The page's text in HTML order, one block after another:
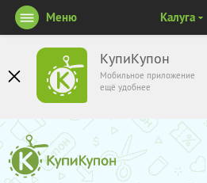
КупиКупон
Мобильное приложение
ещё удобнее
Меню Калуга